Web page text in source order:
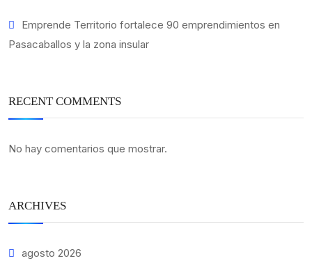
Emprende Territorio fortalece 90 emprendimientos en
Pasacaballos y la zona insular
RECENT COMMENTS
No hay comentarios que mostrar.
ARCHIVES
agosto 2026